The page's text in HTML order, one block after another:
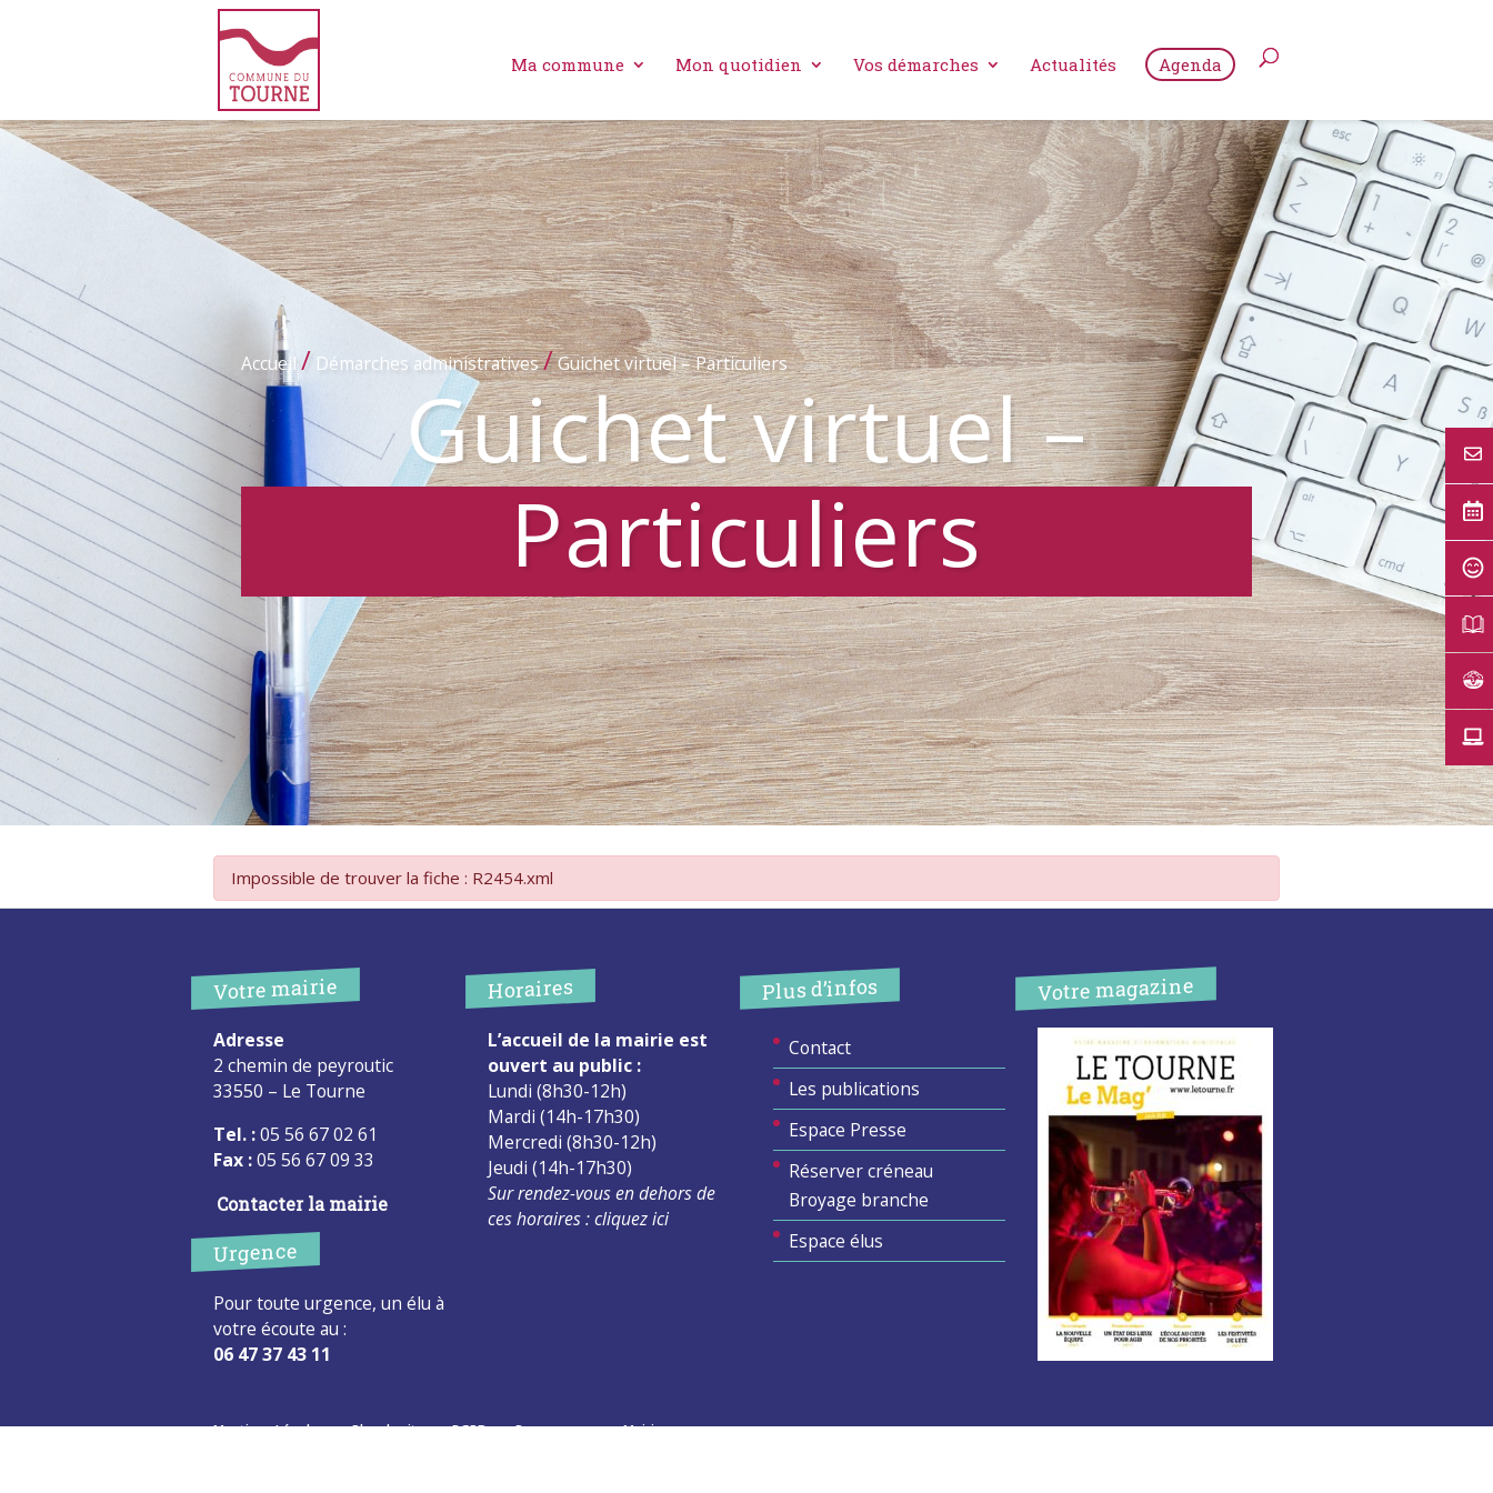
Ma commune Mon quotidien Vos démarches Actualités Agenda
Accueil / Démarches administratives/Guichet virtuel – Particuliers
Guichet virtuel –
Particuliers
Impossible de trouver la fiche : R2454.xml
Votre mairie
Adresse
2 chemin de peyroutic
33550 – Le Tourne
Tel. :05 56 67 02 61
Fax :05 56 67 09 33
Contacter la mairie
Urgence
Pour toute urgence, un élu à
votre écoute au :
06 47 37 43 11
Horaires
L’accueil de la mairie est
ouvert au public :
Lundi (8h30-12h)
Mardi (14h-17h30)
Mercredi (8h30-12h)
Jeudi (14h-17h30)
Sur rendez-vous en dehors de
ces horaires :cliquez ici
Plus d’infos
Contact
Les publications
Espace Presse
Réserver créneau
Broyage branche
Espace élus
Votre magazine
Mentions Légales Plan du site RGPD Permanences en Mairie